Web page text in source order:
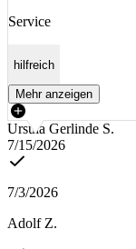
Service
hilfreich
Mehr anzeigen
Ursula Gerlinde S.
7/15/2026
7/3/2026
Adolf Z.